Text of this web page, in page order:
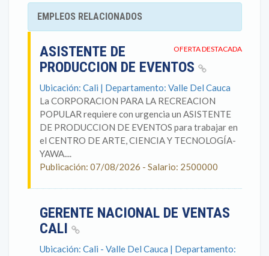
EMPLEOS RELACIONADOS
OFERTA DESTACADA
ASISTENTE DE
PRODUCCION DE EVENTOS
Ubicación: Cali | Departamento: Valle Del Cauca
La CORPORACION PARA LA RECREACION
POPULAR requiere con urgencia un ASISTENTE
DE PRODUCCION DE EVENTOS para trabajar en
el CENTRO DE ARTE, CIENCIA Y TECNOLOGÍA-
YAWA....
Publicación: 07/08/2026 - Salario: 2500000
GERENTE NACIONAL DE VENTAS
CALI
Ubicación: Cali - Valle Del Cauca | Departamento: